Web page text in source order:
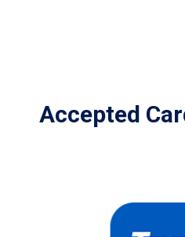
Accepted Car